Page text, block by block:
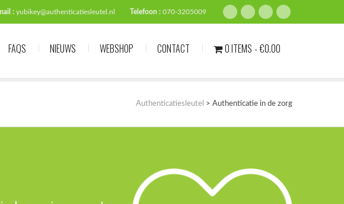
: yubikey@authenticatiesleutel.nl Telefoon : 070-3205009
FAQS NIEUWS WEBSHOP CONTACT 0 ITEMS €0.00
Authenticatiesleutel > Authenticatie in de zorg